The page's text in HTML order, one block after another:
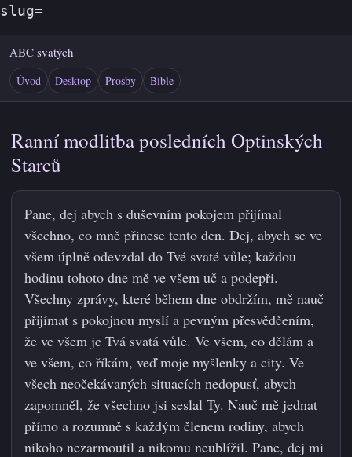
slug=
ABC svatých
Úvod Desktop Prosby Bible
Ranní modlitba posledních Optinských
Starců
Pane, dej abych s duševním pokojem přijímal
všechno, co mně přinese tento den. Dej, abych se ve
všem úplně odevzdal do Tvé svaté vůle; každou
hodinu tohoto dne mě ve všem uč a podepři.
Všechny zprávy, které během dne obdržím, mě nauč
přijímat s pokojnou myslí a pevným přesvědčením,
že ve všem je Tvá svatá vůle. Ve všem, co dělám a
ve všem, co říkám, veď moje myšlenky a city. Ve
všech neočekávaných situacích nedopusť, abych
zapomněl, že všechno jsi seslal Ty. Nauč mě jednat
přímo a rozumně s každým členem rodiny, abych
nikoho nezarmoutil a nikomu neublížil. Pane, dej mi